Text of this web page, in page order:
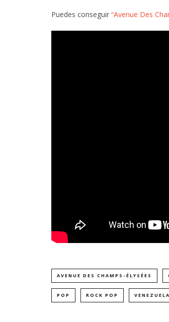
Puedes conseguir “Avenue Des
AVENUE DES CHAMPS-ÉLYSÉES
POP ROCK POP VENEZUELA